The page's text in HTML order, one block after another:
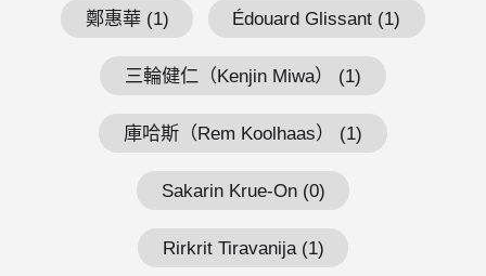
鄭惠華 (1) Édouard Glissant (1)
三輪健仁（Kenjin Miwa） (1)
庫哈斯（Rem Koolhaas） (1)
Sakarin Krue-On (0)
Rirkrit Tiravanija (1)